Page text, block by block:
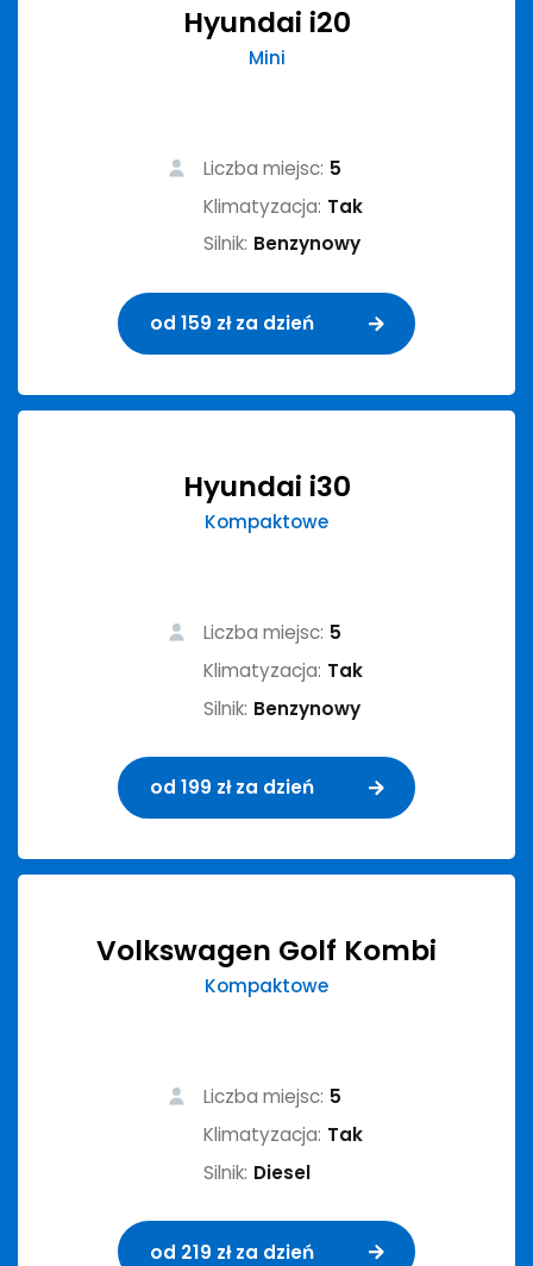
Hyundai i20
Mini
Liczba miejsc: 5
Klimatyzacja: Tak
Silnik: Benzynowy
od 159 zł za dzień
Hyundai i30
Kompaktowe
Liczba miejsc: 5
Klimatyzacja: Tak
Silnik: Benzynowy
od 199 zł za dzień
Volkswagen Golf Kombi
Kompaktowe
Liczba miejsc: 5
Klimatyzacja: Tak
Silnik: Diesel
od 219 zł za dzień